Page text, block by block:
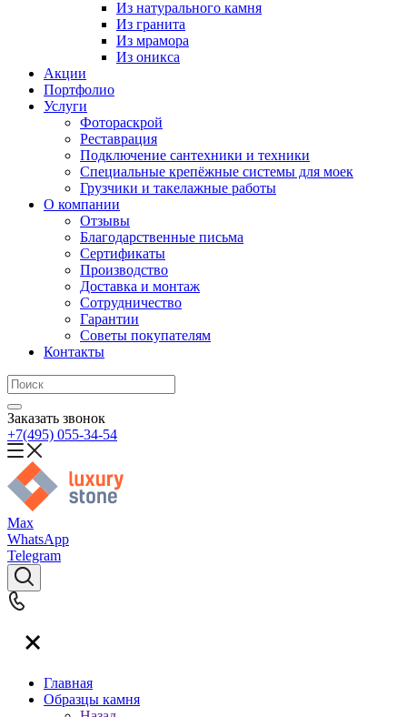
Из натурального камня
Из гранита
Из мрамора
Из оникса
Акции
Портфолио
Услуги
Фотораскрой
Реставрация
Подключение сантехники и техники
Специальные крепёжные системы для моек
Грузчики и такелажные работы
О компании
Отзывы
Благодарственные письма
Сертификаты
Производство
Доставка и монтаж
Сотрудничество
Гарантии
Советы покупателям
Контакты
Заказать звонок
+7(495) 055-34-54
Max
WhatsApp
Telegram
Главная
Образцы камня